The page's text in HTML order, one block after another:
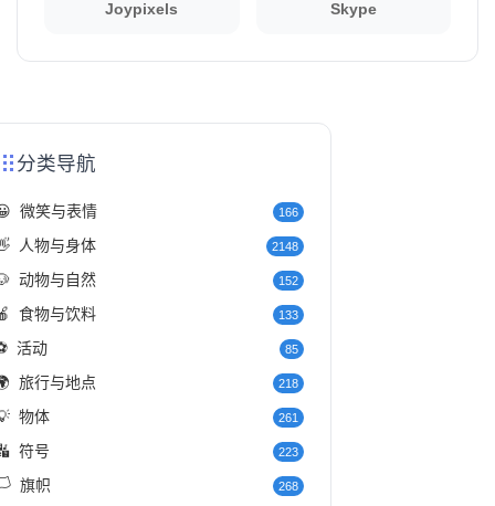
Joypixels Skype
分类导航
微笑与表情 166
人物与身体 2148
动物与自然 152
食物与饮料 133
活动 85
旅行与地点 218
物体 261
符号 223
旗帜 268